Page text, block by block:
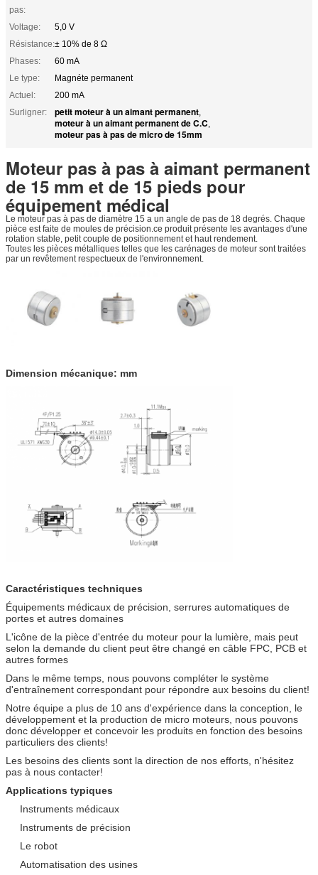
pas:
Voltage:
5,0 V
Résistance:± 10% de 8 Ω
Phases:
60 mA
Le type:
Magnéte permanent
Actuel:
200 mA
Surligner:
petit moteur à un aimant permanent,
moteur à un aimant permanent de C.C,
moteur pas à pas de micro de 15mm
Moteur pas à pas à aimant permanent
de 15 mm et de 15 pieds pour
équipement médical
Le moteur pas à pas de diamètre 15 a un angle de pas de 18 degrés. Chaque
pièce est faite de moules de précision.ce produit présente les avantages d'une
rotation stable, petit couple de positionnement et haut rendement.
Toutes les pièces métalliques telles que les carénages de moteur sont traitées
par un revêtement respectueux de l'environnement.
Dimension mécanique: mm
Caractéristiques techniques
Équipements médicaux de précision, serrures automatiques de
portes et autres domaines
L'icône de la pièce d'entrée du moteur pour la lumière, mais peut
selon la demande du client peut être changé en câble FPC, PCB et
autres formes
Dans le même temps, nous pouvons compléter le système
d'entraînement correspondant pour répondre aux besoins du client!
Notre équipe a plus de 10 ans d'expérience dans la conception, le
développement et la production de micro moteurs, nous pouvons
donc développer et concevoir les produits en fonction des besoins
particuliers des clients!
Les besoins des clients sont la direction de nos efforts, n'hésitez
pas à nous contacter!
Applications typiques
Instruments médicaux
Instruments de précision
Le robot
Automatisation des usines